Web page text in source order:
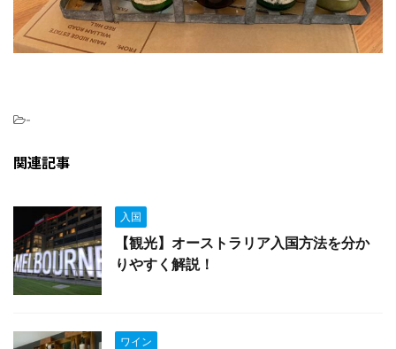
-
関連記事
入国
【観光】オーストラリア入国方法を分か
りやすく解説！
ワイン